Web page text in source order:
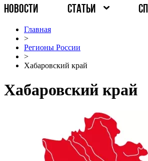
НОВОСТИ СТАТЬИ
Главная
>
Регионы России
>
Хабаровский край
Хабаровский край